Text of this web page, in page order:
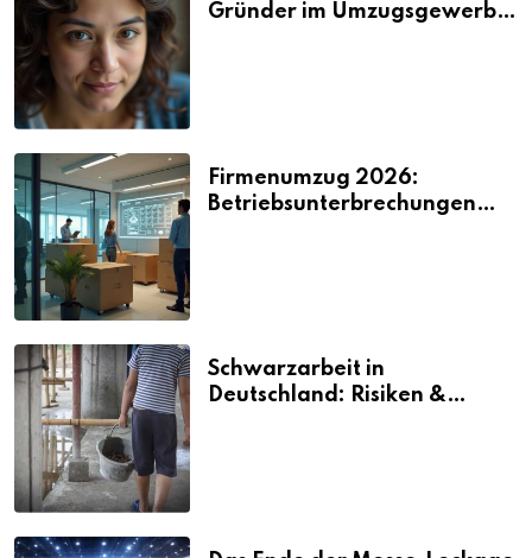
Gründer im Umzugsgewerbe
Firmenumzug 2026:
Betriebsunterbrechungen
Schwarzarbeit in
Deutschland: Risiken &